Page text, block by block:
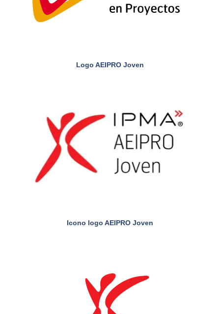
Logo AEIPRO Joven
Icono logo AEIPRO Joven